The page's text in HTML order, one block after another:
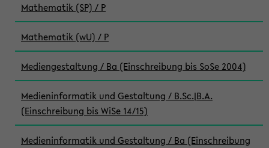
Mathematik (SP) / P
Mathematik (wU) / P
Mediengestaltung / Ba (Einschreibung bis SoSe 2004)
Medieninformatik und Gestaltung / B.Sc.|B.A.
(Einschreibung bis WiSe 14/15)
Medieninformatik und Gestaltung / Ba (Einschreibung